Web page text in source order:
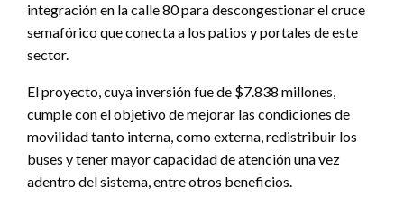
integración en la calle 80 para descongestionar el cruce
semafórico que conecta a los patios y portales de este
sector.
El proyecto, cuya inversión fue de $7.838 millones,
cumple con el objetivo de mejorar las condiciones de
movilidad tanto interna, como externa, redistribuir los
buses y tener mayor capacidad de atención una vez
adentro del sistema, entre otros beneficios.